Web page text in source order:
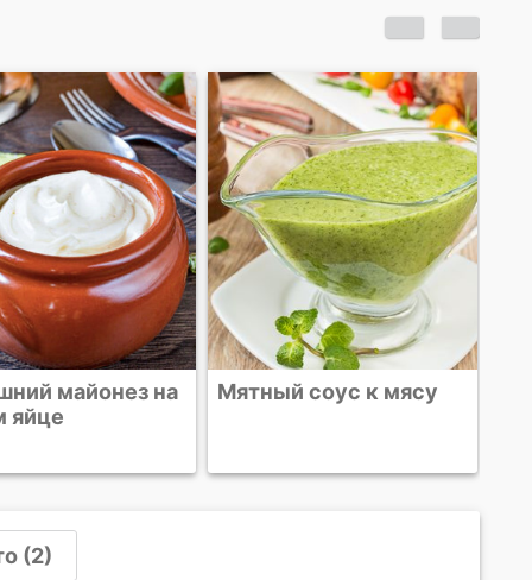
соус к мясу
Витаминная смесь из
сухофруктов
(2)